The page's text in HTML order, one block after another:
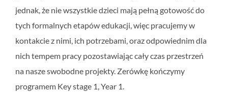
jednak, że nie wszystkie dzieci mają pełną gotowość do
tych formalnych etapów edukacji, więc pracujemy w
kontakcie z nimi, ich potrzebami, oraz odpowiednim dla
nich tempem pracy pozostawiając cały czas przestrzeń
na nasze swobodne projekty. Zerówkę kończymy
programem Key stage 1, Year 1.